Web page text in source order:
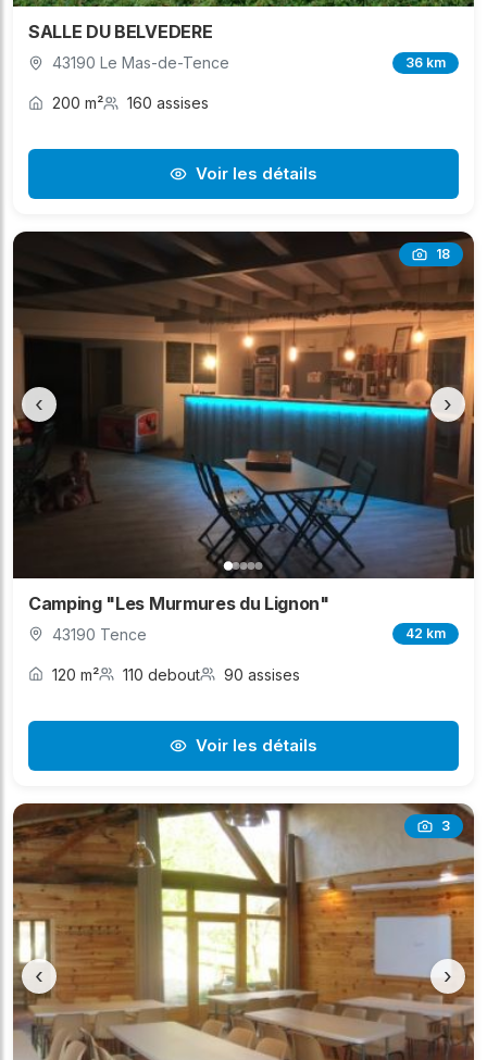
SALLE DU BELVEDERE
43190 Le Mas-de-Tence 36 km
200 m² 160 assises
Voir les détails
18
‹ ›
Camping "Les Murmures du Lignon"
43190 Tence 42 km
120 m² 110 debout 90 assises
Voir les détails
3
‹ ›